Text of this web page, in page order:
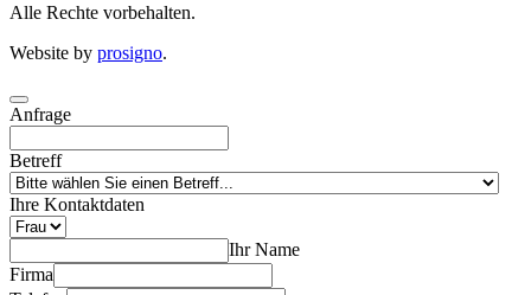
Alle Rechte vorbehalten.
Website by prosigno.
Anfrage
Betreff
Ihre Kontaktdaten
Ihr Name
Firma